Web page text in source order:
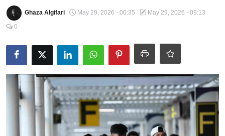
ALL SPORT
Pedoman Media Siber
SPORTAIMENT
SOSOK
Ghaza Algifari May 29, 2026 - 00:35
May 29, 2026 - 09:13
0